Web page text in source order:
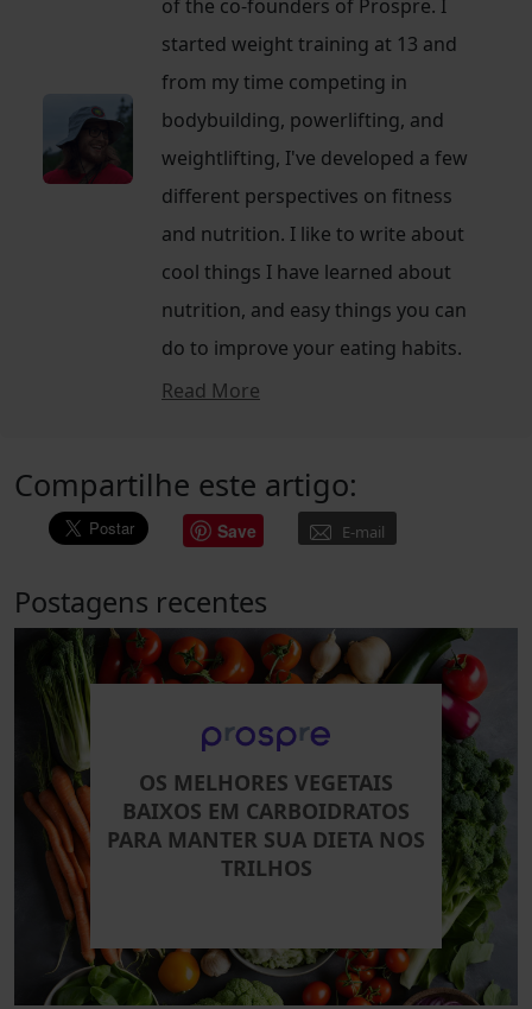
of the co-founders of Prospre. I
started weight training at 13 and
from my time competing in
bodybuilding, powerlifting, and
weightlifting, I've developed a few
different perspectives on fitness
and nutrition. I like to write about
cool things I have learned about
nutrition, and easy things you can
do to improve your eating habits.
Read More
Compartilhe este artigo:
Save E-mail
Postagens recentes
OS MELHORES VEGETAIS
BAIXOS EM CARBOIDRATOS
PARA MANTER SUA DIETA NOS
TRILHOS